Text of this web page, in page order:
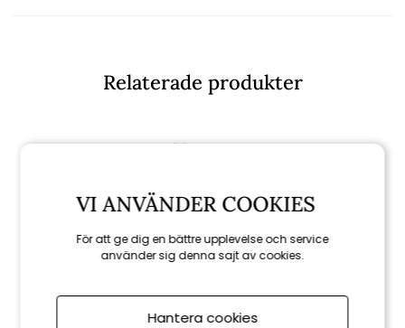
Relaterade produkter
VI ANVÄNDER COOKIES
För att ge dig en bättre upplevelse och service
använder sig denna sajt av cookies.
Hantera cookies